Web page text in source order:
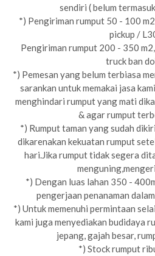
sendiri ( belum
*) Pengiriman rumput 50 - 100
pickup /
Pengiriman rumput 200 - 350
truck ban
*) Pemesan yang belum terbiasa
sarankan untuk memakai jasa
menghindari rumput yang mati
& agar rumput
*) Rumput taman yang sudah
dikarenakan kekuatan rumput
hari.Jika rumput tidak segera
*) Dengan luas lahan 350 -
pengerjaan penanaman
*) Untuk memenuhi permintaan
kami juga menyediakan budidaya
jepang, gajah besar,
*) Stock rumput